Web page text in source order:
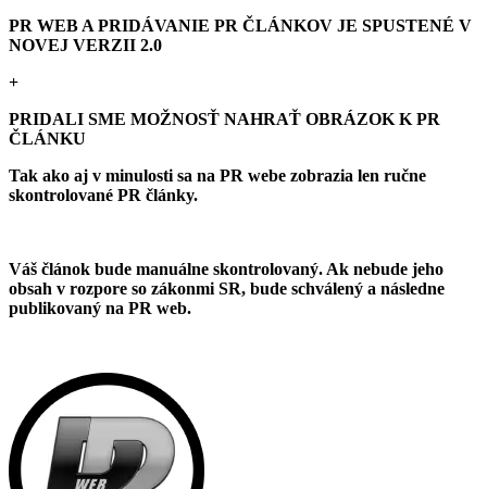
PR WEB A PRIDÁVANIE PR ČLÁNKOV JE SPUSTENÉ V
NOVEJ VERZII 2.0
+
PRIDALI SME MOŽNOSŤ NAHRAŤ OBRÁZOK K PR
ČLÁNKU
Tak ako aj v minulosti sa na PR webe zobrazia len ručne
skontrolované PR články.
Váš článok bude manuálne skontrolovaný. Ak nebude jeho
obsah v rozpore so zákonmi SR, bude schválený a následne
publikovaný na PR web.